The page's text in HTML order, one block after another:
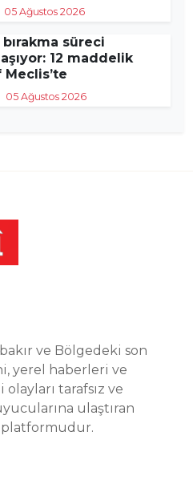
05 Ağustos 2026
bırakma süreci
12 maddelik
05 Ağustos 2026
ve Bölgedeki son
yerel haberleri ve
tarafsız ve
ulaştıran